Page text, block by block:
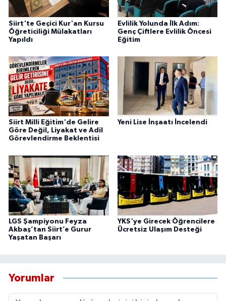
Siirt'te Geçici Kur'an Kursu
Öğreticiliği Mülakatları
Yapıldı
Evlilik Yolunda İlk Adım:
Genç Çiftlere Evlilik Öncesi
Eğitim
Siirt Milli Eğitim'de Gelire
Göre Değil, Liyakat ve Adil
Görevlendirme Beklentisi
Yeni Lise İnşaatı İncelendi
LGS Şampiyonu Feyza
Akbaş’tan Siirt’e Gurur
Yaşatan Başarı
YKS'ye Girecek Öğrencilere
Ücretsiz Ulaşım Desteği
Yorumlar